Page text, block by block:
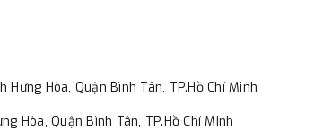
Hòa, Quận Bình Tân, TP.Hồ Chí Minh
Hòa, Quận Bình Tân, TP.Hồ Chí Minh